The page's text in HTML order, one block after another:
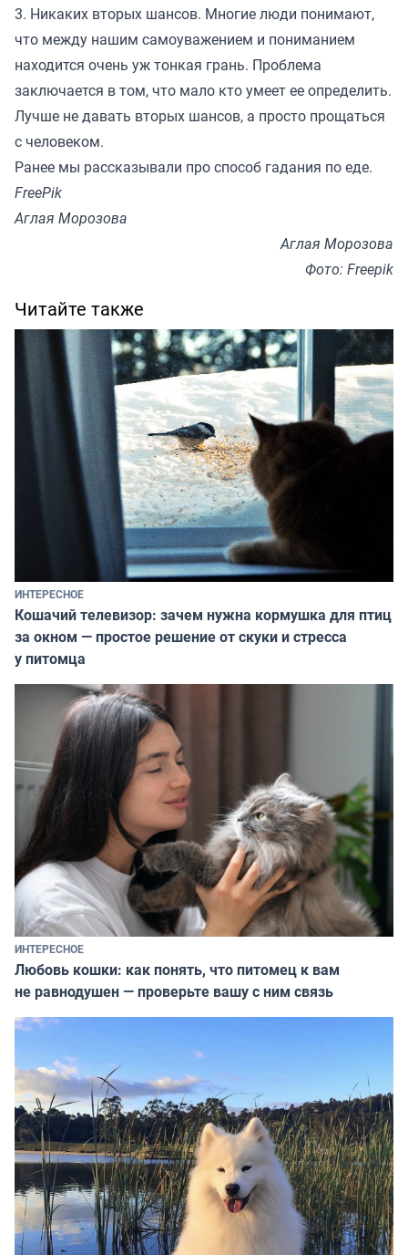
3. Никаких вторых шансов. Многие люди понимают,
что между нашим самоуважением и пониманием
находится очень уж тонкая грань. Проблема
заключается в том, что мало кто умеет ее определить.
Лучше не давать вторых шансов, а просто прощаться
с человеком.
Ранее мы рассказывали про способ гадания по еде.
FreePik
Аглая Морозова
Аглая Морозова
Фото: Freepik
Читайте также
ИНТЕРЕСНОЕ
Кошачий телевизор: зачем нужна кормушка для птиц
за окном — простое решение от скуки и стресса
у питомца
ИНТЕРЕСНОЕ
Любовь кошки: как понять, что питомец к вам
не равнодушен — проверьте вашу с ним связь